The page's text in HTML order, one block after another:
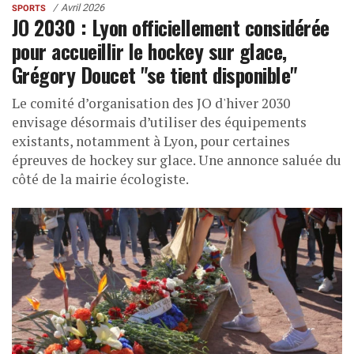
SPORTS Avril 2026
JO 2030 : Lyon officiellement considérée
pour accueillir le hockey sur glace,
Grégory Doucet "se tient disponible"
Le comité d’organisation des JO d'hiver 2030
envisage désormais d’utiliser des équipements
existants, notamment à Lyon, pour certaines
épreuves de hockey sur glace. Une annonce saluée du
côté de la mairie écologiste.